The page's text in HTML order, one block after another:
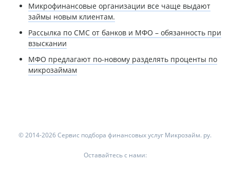
Микрофинансовые организации все чаще выдают
займы новым клиентам.
Рассылка по СМС от банков и МФО – обязанность при
взыскании
МФО предлагают по-новому разделять проценты по
микрозаймам
© 2014-2026 Сервис подбора финансовых услуг Микрозайм. ру.
Оставайтесь с нами: